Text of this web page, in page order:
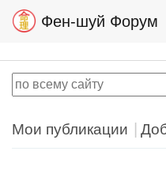
Фен-шуй Форум
Мои публикации